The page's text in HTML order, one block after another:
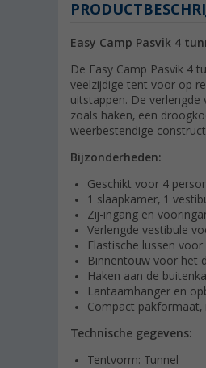
Easy Camp Pasvik 4
De Easy Camp Pasvik 4
veelzijdige tent voor op
uitstappen. De
zoals haken, een
weerbestendige
Bijzonderheden:
Geschikt voor 4
1 slaapkamer, 1
Zij-ingang en
Verlengde vestibule
Elastische lussen
Binnentouw voor het
Haken aan de
Lantaarnhanger en
Compact
Technische gegevens:
Tentvorm: Tunnel